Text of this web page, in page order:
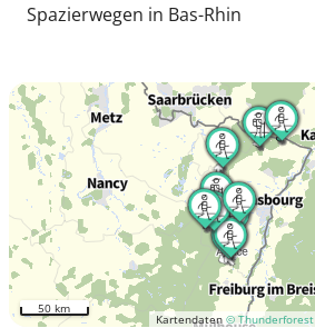
Spazierwegen in Bas-Rhin
Kartendaten © Thunderforest
50 km